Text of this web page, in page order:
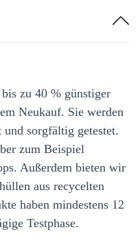
zu 40 % günstiger
Neukauf. Sie werden
sorgfältig getestet.
zum Beispiel
Außerdem bieten wir
aus recycelten
haben mindestens 12
Testphase.